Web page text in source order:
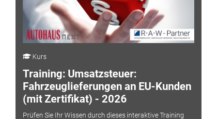
Kurs
Training: Umsatzsteuer:
Fahrzeuglieferungen an EU-Kunden
(mit Zertifikat) - 2026
Prüfen Sie Ihr Wissen durch dieses interaktive Training